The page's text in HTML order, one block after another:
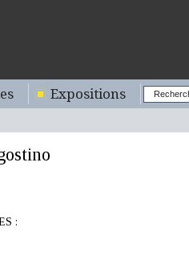
Expositions
: